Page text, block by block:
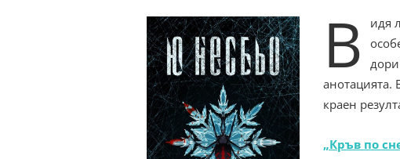
В идя
анотацията.
краен
„Кръв по